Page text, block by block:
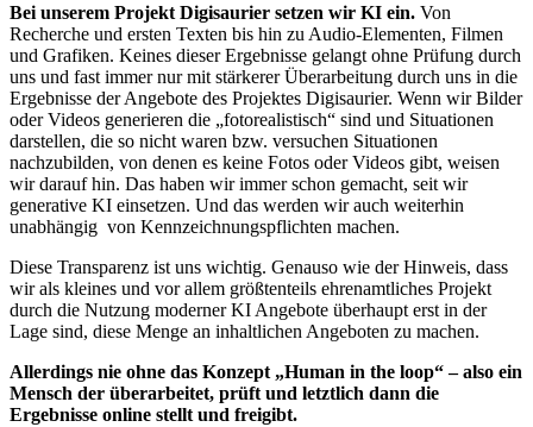
Bei unserem Projekt Digisaurier setzen wir KI ein. Von
Recherche und ersten Texten bis hin zu Audio-Elementen, Filmen
und Grafiken. Keines dieser Ergebnisse gelangt ohne Prüfung durch
uns und fast immer nur mit stärkerer Überarbeitung durch uns in die
Ergebnisse der Angebote des Projektes Digisaurier. Wenn wir Bilder
oder Videos generieren die „fotorealistisch“ sind und Situationen
darstellen, die so nicht waren bzw. versuchen Situationen
nachzubilden, von denen es keine Fotos oder Videos gibt, weisen
wir darauf hin. Das haben wir immer schon gemacht, seit wir
generative KI einsetzen. Und das werden wir auch weiterhin
unabhängig von Kennzeichnungspflichten machen.
Diese Transparenz ist uns wichtig. Genauso wie der Hinweis, dass
wir als kleines und vor allem größtenteils ehrenamtliches Projekt
durch die Nutzung moderner KI Angebote überhaupt erst in der
Lage sind, diese Menge an inhaltlichen Angeboten zu machen.
Allerdings nie ohne das Konzept „Human in the loop“ – also ein
Mensch der überarbeitet, prüft und letztlich dann die
Ergebnisse online stellt und freigibt.